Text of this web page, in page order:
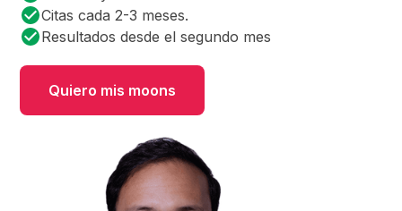
Citas cada 2-3 meses.
Resultados desde el segundo mes
Quiero mis moons